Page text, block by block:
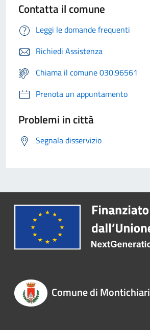
Contatta il comune
Leggi le domande frequenti
Richiedi Assistenza
Chiama il comune 030.96561
Prenota un appuntamento
Problemi in città
Segnala disservizio
Comune di Montichiari